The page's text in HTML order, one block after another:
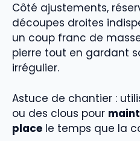
Côté ajustements,
découpes droites
un coup franc de
pierre tout en gardant
irrégulier.
Astuce de chantier :
ou des clous pour
place le temps que la